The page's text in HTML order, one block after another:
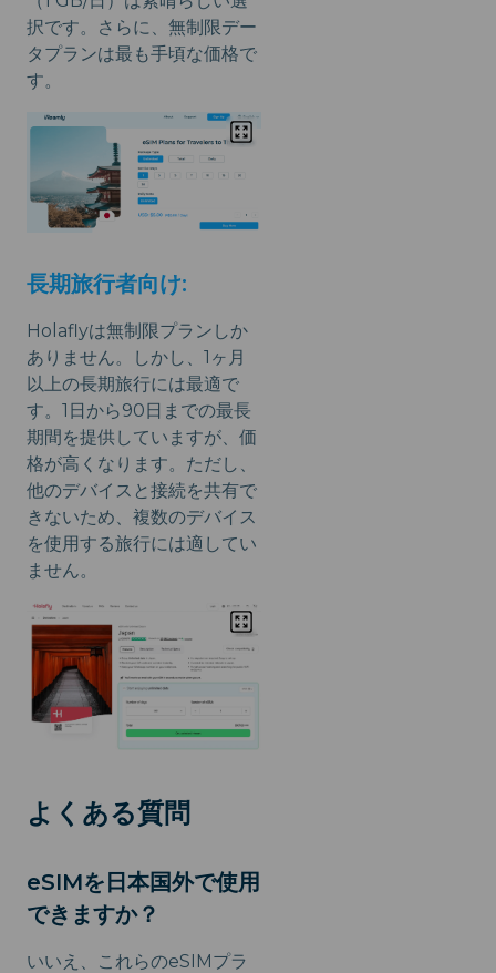
択です。さらに、無制限デー
タプランは最も手頃な価格で
す。
長期旅行者向け:
Holaflyは無制限プランしか
ありません。しかし、1ヶ月
以上の長期旅行には最適で
す。1日から90日までの最長
期間を提供していますが、価
格が高くなります。ただし、
他のデバイスと接続を共有で
きないため、複数のデバイス
を使用する旅行には適してい
ません。
よくある質問
eSIMを日本国外で使用
できますか？
いいえ、これらのeSIMプラ